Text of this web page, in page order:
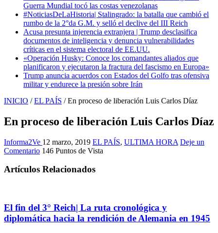
Guerra Mundial tocó las costas venezolanas
#NoticiasDeLaHistoria| Stalingrado: la batalla que cambió el
rumbo de la 2°da G.M. y selló el declive del III Reich
Acusa presunta injerencia extranjera | Trump desclasifica
documentos de inteligencia y denuncia vulnerabilidades
críticas en el sistema electoral de EE.UU.
«Operación Husky: Conoce los comandantes aliados que
planificaron y ejecutaron la fractura del fascismo en Europa»
Trump anuncia acuerdos con Estados del Golfo tras ofensiva
militar y endurece la presión sobre Irán
INICIO / EL PAÍS / En proceso de liberación Luis Carlos Díaz
En proceso de liberación Luis Carlos Díaz
Informa2Ve 12 marzo, 2019 EL PAÍS, ULTIMA HORA Deje un
Comentario 146 Puntos de Vista
Artículos Relacionados
El fin del 3° Reich| La ruta cronológica y
diplomática hacia la rendición de Alemania en 1945